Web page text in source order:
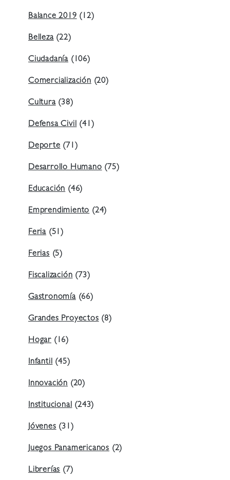
Balance 2019(12)
Belleza(22)
Ciudadanía (106)
Comercialización(20)
Cultura(38)
Defensa Civil(41)
Deporte(71)
Desarrollo Humano(75)
Educación(46)
Emprendimiento(24)
Feria (51)
Ferias(5)
Fiscalización(73)
Gastronomía(66)
Grandes Proyectos(8)
Hogar (16)
Infantil(45)
Innovación (20)
Institucional(243)
Jóvenes(31)
Juegos Panamericanos (2)
Librerías(7)